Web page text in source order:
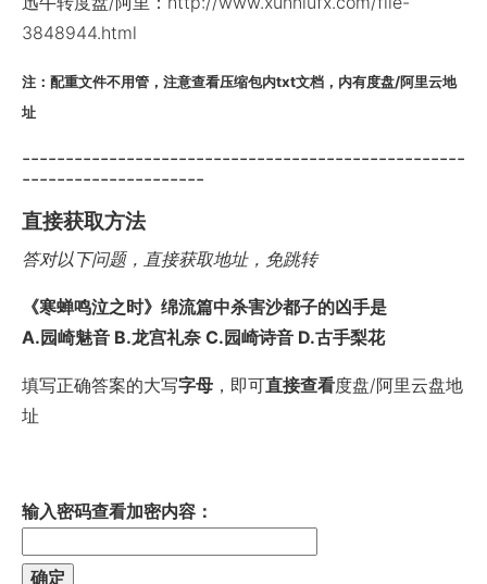
3848944.html
注：配重文件不用管，注意查看压缩包内txt文档，内有度盘/阿里云地
址
---------------------------------------------------
---------------------
直接获取方法
答对以下问题，直接获取地址，免跳转
《寒蝉鸣泣之时》绵流篇中杀害沙都子的凶手是
A.园崎魅音 B.龙宫礼奈 C.园崎诗音 D.古手梨花
填写正确答案的大写字母 ，即可直接查看度盘/阿里云盘地
址
输入密码查看加密内容：